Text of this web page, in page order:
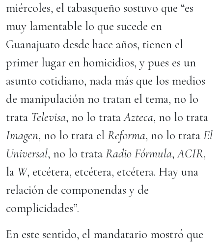
miércoles, el tabasqueño sostuvo que “es
muy lamentable lo que sucede en
Guanajuato desde hace años, tienen el
primer lugar en homicidios, y pues es un
asunto cotidiano, nada más que los medios
de manipulación no tratan el tema, no lo
trata Televisa, no lo trataAzteca, no lo trata
Imagen, no lo trata el Reforma, no lo trata El
Universal, no lo trata Radio Fórmula,ACIR,
la W, etcétera, etcétera, etcétera. Hay una
relación de componendas y de
complicidades”.
En este sentido, el mandatario mostró que